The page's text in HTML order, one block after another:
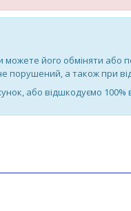
його обміняти або
а також при
або відшкодуємо 100%